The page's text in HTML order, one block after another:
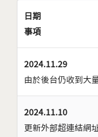
日期
事項
2024.11.29
由於後台仍收到大
2024.11.10
更新外部超連結網